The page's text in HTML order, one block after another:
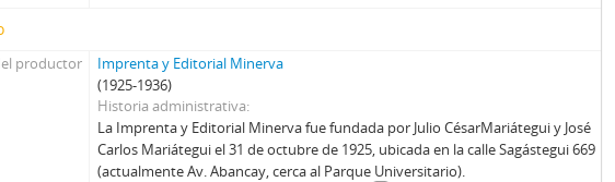
productor
Imprenta y Editorial Minerva
(1925-1936)
Historia administrativa
La Imprenta y Editorial Minerva fue fundada por Julio CésarMariátegui y José
Carlos Mariátegui el 31 de octubre de 1925, ubicada en la calle Sagástegui 669
(actualmente Av. Abancay, cerca al Parque Universitario).